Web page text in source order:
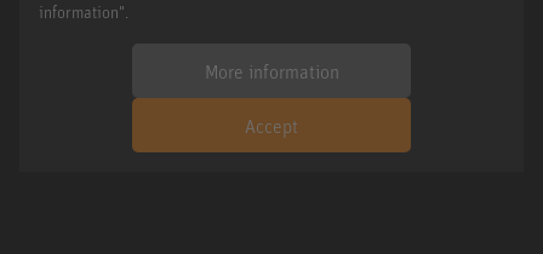
information".
More information
Accept